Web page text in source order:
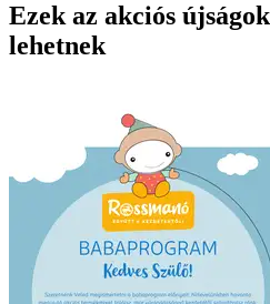
Ezek az akciós
lehetnek